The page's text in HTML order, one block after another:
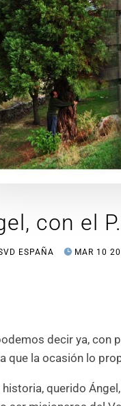
con el P.
ESPAÑA MAR 10
decir ya, con
que la ocasión lo
historia, querido